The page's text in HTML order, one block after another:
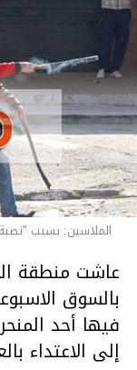
الملاسين: بسبب
عاشت منطقة
بالسوق
فيها أحد
إلى الاعتداء